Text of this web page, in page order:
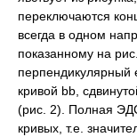
переключаются
всегда в одном
показанному на
перпендикулярный
кривой bb,
(рис. 2). Полная
кривых, т.е.